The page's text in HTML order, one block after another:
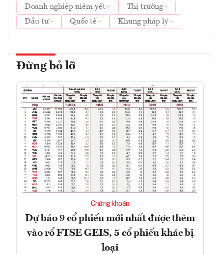
Doanh nghiệp niêm yết
Thị trường
Đầu tư
Quốc tế Khung pháp lý
Đừng bỏ lỡ
Chứng khoán
Dự báo 9 cổ phiếu mới nhất được thêm
vào rổ FTSE GEIS, 5 cổ phiếu khác bị
loại